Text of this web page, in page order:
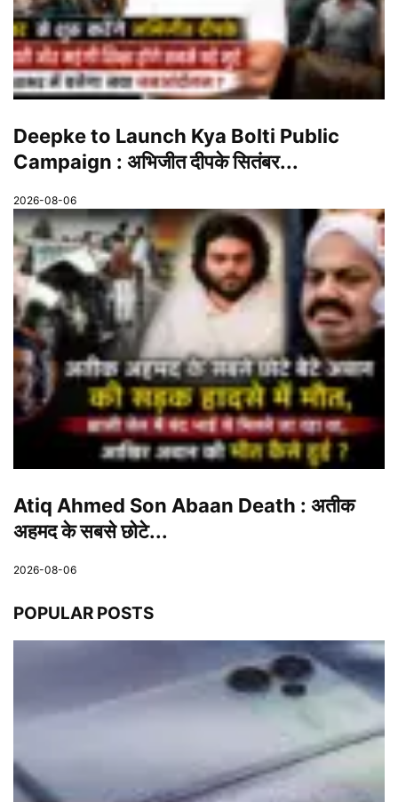
Deepke to Launch Kya Bolti Public
Campaign : अभिजीत दीपके सितंबर...
2026-08-06
Atiq Ahmed Son Abaan Death : अतीक
अहमद के सबसे छोटे...
2026-08-06
POPULAR POSTS